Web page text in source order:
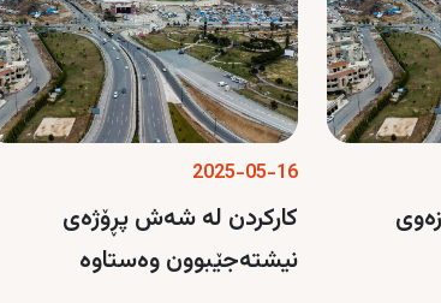
زەوی
2025-05-16
کارکردن لە شەش پڕۆژەی
نیشتەجێبوون وەستاوە